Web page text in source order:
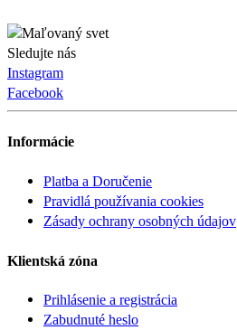
Sledujte nás
Instagram
Facebook
Informácie
Platba a Doručenie
Pravidlá používania cookies
Zásady ochrany osobných údajov
Klientská zóna
Prihlásenie a registrácia
Zabudnuté heslo